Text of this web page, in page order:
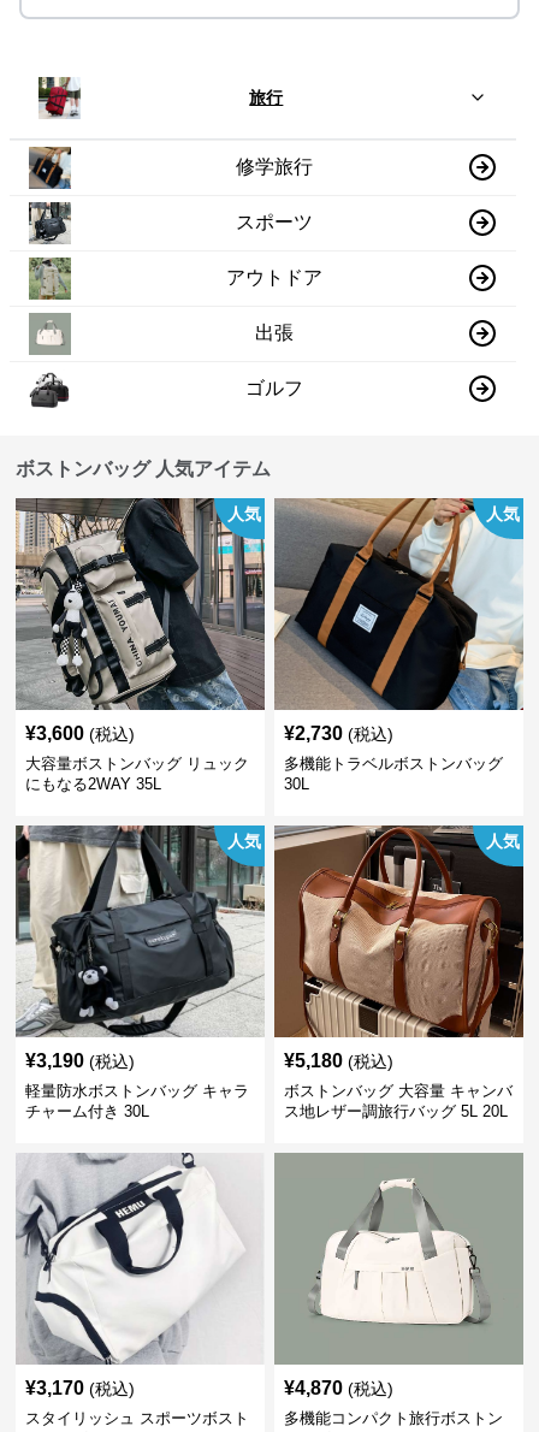
旅行
修学旅行
スポーツ
アウトドア
出張
ゴルフ
ボストンバッグ 人気アイテム
人気
¥3,600 (税込)
大容量ボストンバッグ リュック
にもなる2WAY 35L
人気
¥2,730 (税込)
多機能トラベルボストンバッグ
30L
人気
¥3,190 (税込)
軽量防水ボストンバッグ キャラ
チャーム付き 30L
人気
¥5,180 (税込)
ボストンバッグ 大容量 キャンバ
ス地レザー調旅行バッグ 5L 20L
¥3,170 (税込)
スタイリッシュ スポーツボスト
¥4,870 (税込)
多機能コンパクト旅行ボストン